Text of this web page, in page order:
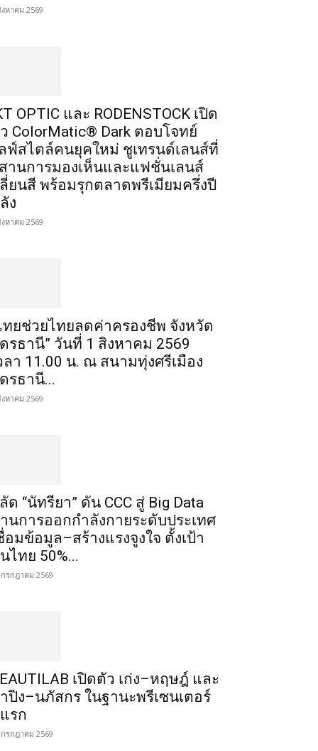
หาคม 2569
OPTIC และ RODENSTOCK เปิด
ColorMatic® Dark ตอบโจทย์
ฟ์สไตล์คนยุคใหม่ ชูเทรนด์เลนส์ที่
านการมองเห็นและแฟชั่นเลนส์
ยนสี พร้อมรุกตลาดพรีเมียมครึ่งปี
ง
หาคม 2569
ทยช่วยไทยลดค่าครองชีพ จังหวัด
รธานี” วันที่ 1 สิงหาคม 2569
ลา 11.00 น. ณ สนามทุ่งศรีเมือง
รธานี...
หาคม 2569
ด “นัทรียา” ดัน CCC สู่ Big Data
นการออกกำลังกายระดับประเทศ
อมข้อมูล–สร้างแรงจูงใจ ตั้งเป้า
ไทย 50%...
รกฎาคม 2569
เปิดตัว เก่ง–หฤษฎ์ และ
ปิง–นภัสกร ในฐานะพรีเซนเตอร์
รก
รกฎาคม 2569